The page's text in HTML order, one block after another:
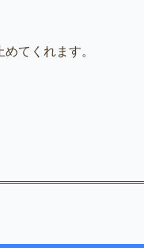
てくれます。